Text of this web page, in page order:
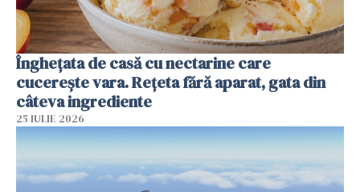
Înghețata de casă cu nectarine care
cucerește vara. Rețeta fără aparat, gata din
câteva ingrediente
25 IULIE 2026